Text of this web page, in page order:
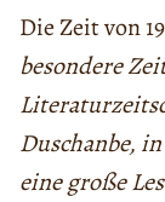
Die Zeit von
besondere
Duschanbe,
eine große